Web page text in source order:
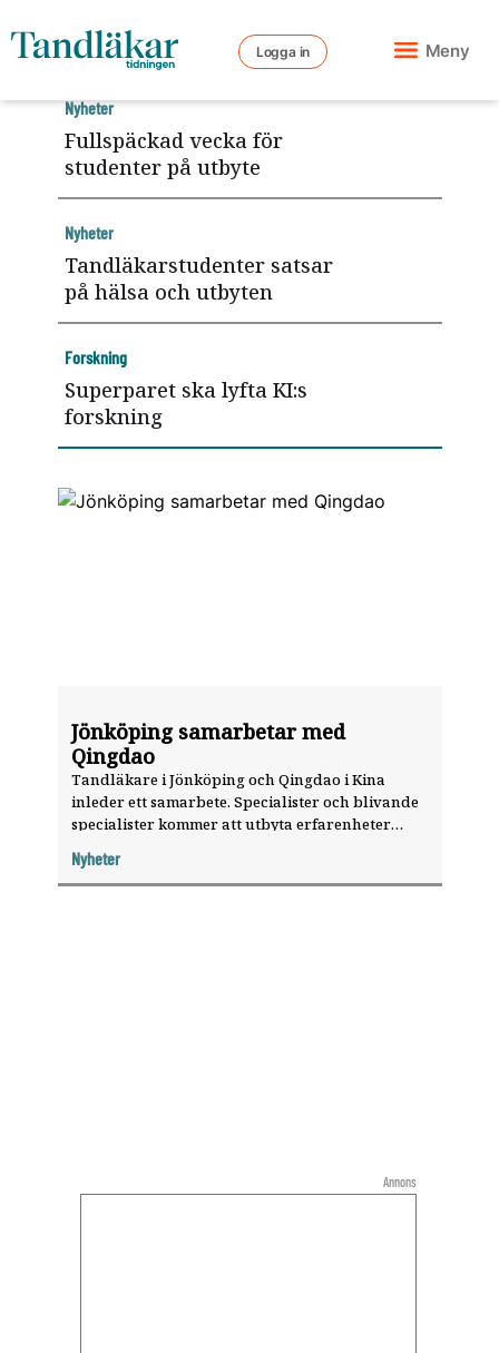
Logga in Meny
Jönköping samarbetar med
Qingdao
Tandläkare i Jönköping och Qingdao i Kina
inleder ett samarbete. Specialister och blivande
specialister kommer att utbyta erfarenheter
Nyheter
Fullspäckad vecka för
studenter på utbyte
Nyheter
Tandläkarstudenter satsar
på hälsa och utbyten
Nyheter
Superparet ska lyfta KI:s
forskning
Forskning
Annons